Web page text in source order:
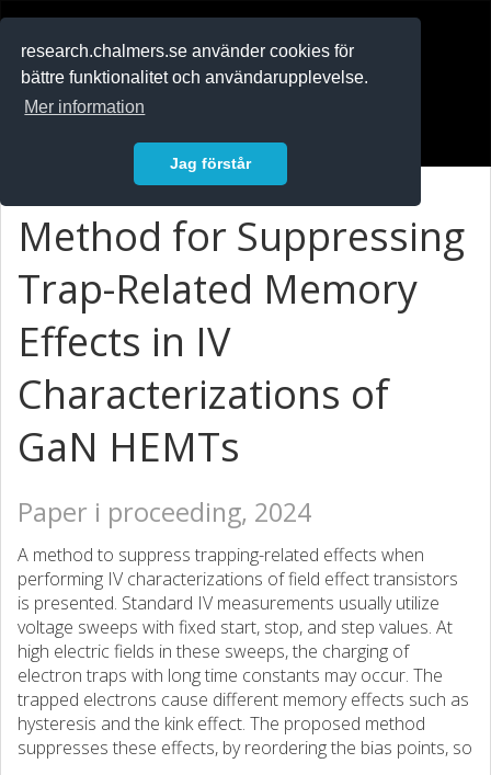
research.chalmers.se använder cookies för
bättre funktionalitet och användarupplevelse.
Mer information
Jag förstår
Method for Suppressing
Trap-Related Memory
Effects in IV
Characterizations of
GaN HEMTs
Paper i proceeding, 2024
A method to suppress trapping-related effects when
performing IV characterizations of field effect transistors
is presented. Standard IV measurements usually utilize
voltage sweeps with fixed start, stop, and step values. At
high electric fields in these sweeps, the charging of
electron traps with long time constants may occur. The
trapped electrons cause different memory effects such as
hysteresis and the kink effect. The proposed method
suppresses these effects, by reordering the bias points, so